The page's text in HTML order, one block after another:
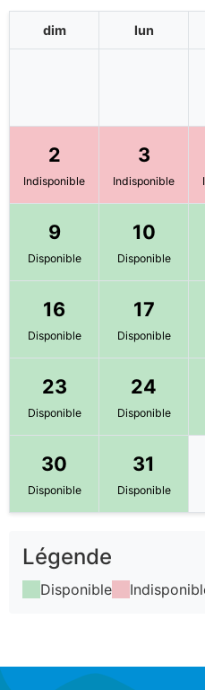
dim lun
2
Indisponible
3
Indisponible
9
Disponible
10
Disponible
16
Disponible
17
Disponible
23
Disponible
24
Disponible
30
Disponible
31
Disponible
Légende
Disponible